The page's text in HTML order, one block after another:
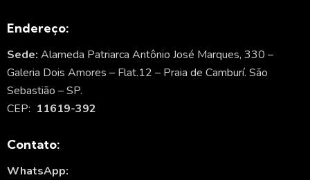
Endereço:
Sede: Alameda Patriarca Antônio José Marques, 330 –
Galeria Dois Amores – Flat.12 – Praia de Camburí. São
Sebastião – SP.
CEP: 11619-392
Contato:
WhatsApp: